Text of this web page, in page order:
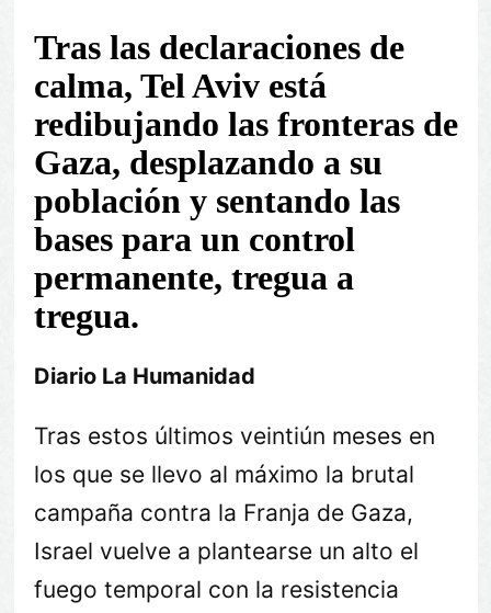
Tras las declaraciones de
calma, Tel Aviv está
redibujando las fronteras de
Gaza, desplazando a su
población y sentando las
bases para un control
permanente, tregua a
tregua.
Diario La Humanidad
Tras estos últimos veintiún meses en
los que se llevo al máximo la brutal
campaña contra la Franja de Gaza,
Israel vuelve a plantearse un alto el
fuego temporal con la resistencia